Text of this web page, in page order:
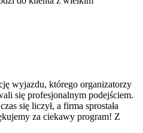
wyjazdu, którego organizatorzy
się profesjonalnym podejściem.
się liczył, a firma sprostała
za ciekawy program! Z